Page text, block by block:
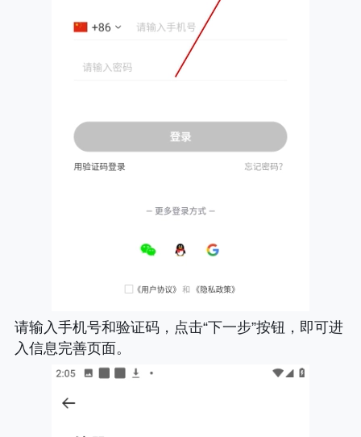
请输入手机号和验证码，点击“下一步”按钮，即可进
入信息完善页面。